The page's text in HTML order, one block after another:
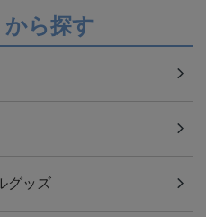
ら探す
グッズ